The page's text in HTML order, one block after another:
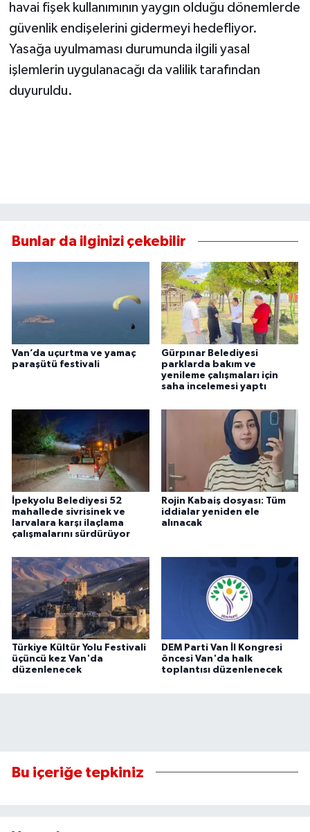
havai fişek kullanımının yaygın olduğu dönemlerde
güvenlik endişelerini gidermeyi hedefliyor.
Yasağa uyulmaması durumunda ilgili yasal
işlemlerin uygulanacağı da valilik tarafından
duyuruldu.
Bunlar da ilginizi çekebilir
Van’da uçurtma ve yamaç
paraşütü festivali
Gürpınar Belediyesi
parklarda bakım ve
yenileme çalışmaları için
saha incelemesi yaptı
İpekyolu Belediyesi 52
mahallede sivrisinek ve
larvalara karşı ilaçlama
çalışmalarını sürdürüyor
Rojin Kabaiş dosyası: Tüm
iddialar yeniden ele
alınacak
Türkiye Kültür Yolu Festivali
üçüncü kez Van'da
düzenlenecek
DEM Parti Van İl Kongresi
öncesi Van'da halk
toplantısı düzenlenecek
Bu içeriğe tepkiniz